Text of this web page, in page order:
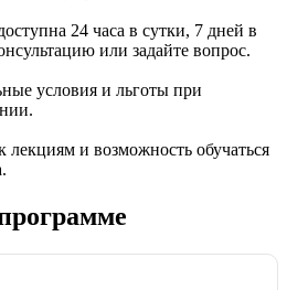
24 часа в сутки, 7 дней в
или задайте вопрос.
условия и льготы при
лекциям и возможность обучаться